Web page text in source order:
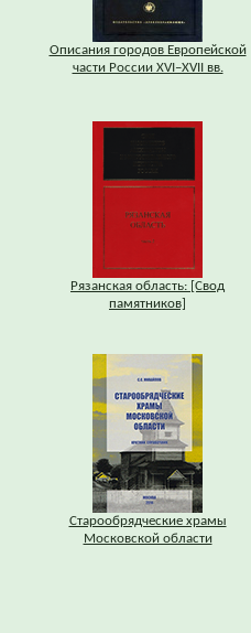
Описания городов Европейской
части России XVI–XVII вв.
Рязанская область: [Свод
памятников]
Старообрядческие храмы
Московской области